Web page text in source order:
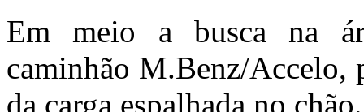
Em meio a busca na
caminhão M.Benz/Accelo,
da carga espalhada no